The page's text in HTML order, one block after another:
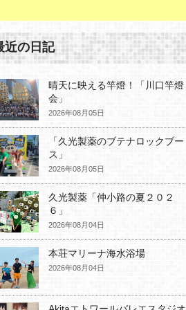
近の日記
晴天に映える竿燈！「川口竿燈
会」
2026年08月05日
「久光製薬のブテナロックブー
ス」
2026年08月05日
久光製薬「仲小路の夏２０２
６」
2026年08月04日
本荘マリーナ海水浴場
2026年08月04日